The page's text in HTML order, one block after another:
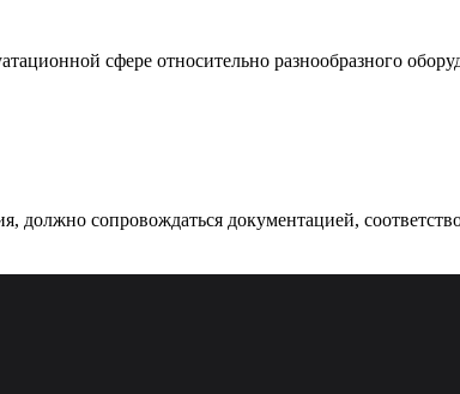
сфере относительно разнообразного
должно сопровождаться документацией,